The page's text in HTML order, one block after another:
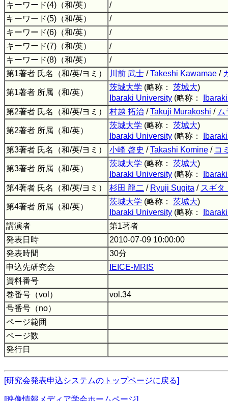
キーワード(4)（和/英）
/
キーワード(5)（和/英）
/
キーワード(6)（和/英）
/
キーワード(7)（和/英）
/
キーワード(8)（和/英）
/
第1著者 氏名（和/英/ヨミ）
川前 武士 /Takeshi Kawamae /
第1著者 所属（和/英）
茨城大学 (略称： 茨城大)
Ibaraki University (略称：
第2著者 氏名（和/英/ヨミ）
村越 拓治 /Takuji Murakoshi /
第2著者 所属（和/英）
茨城大学 (略称： 茨城大)
Ibaraki University (略称：
第3著者 氏名（和/英/ヨミ）
小峰 啓史 /Takashi Komine / コ
第3著者 所属（和/英）
茨城大学 (略称： 茨城大)
Ibaraki University (略称：
第4著者 氏名（和/英/ヨミ）
杉田 龍二 / Ryuji Sugita / スギタ
第4著者 所属（和/英）
茨城大学 (略称： 茨城大)
Ibaraki University (略称：
講演者
第1著者
発表日時
2010-07-09 10:00:00
発表時間
30分
申込先研究会
IEICE-MRIS
資料番号
巻番号（vol）
vol.34
号番号（no）
ページ範囲
ページ数
発行日
[研究会発表申込システムのトップページに戻る]
[映像情報メディア学会ホームページ]